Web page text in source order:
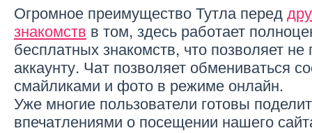
Огромное преимущество Тутла перед
знакомств в том, здесь работает
бесплатных знакомств, что позволяет
аккаунту. Чат позволяет обмениваться
смайликами и фото в режиме онлайн.
Уже многие пользователи готовы
впечатлениями о посещении нашего